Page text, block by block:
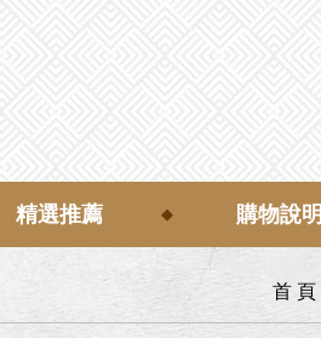
精選推薦 購物說明
首 頁